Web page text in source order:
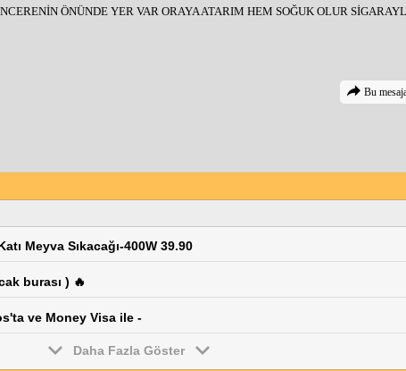
ÖNÜNDE YER VAR ORAYA ATARIM HEM SOĞUK OLUR
Bu
Meyva Sıkacağı-400W 39.90
burası ) 🔥
ve Money Visa ile -
Daha Fazla Göster